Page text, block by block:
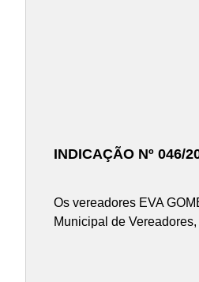
INDICAÇÃO Nº 046/
Os vereadores EVA
Municipal de